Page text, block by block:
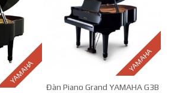
YAMAHA
Đàn Piano Grand YAMAHA G3B
YAMAHA